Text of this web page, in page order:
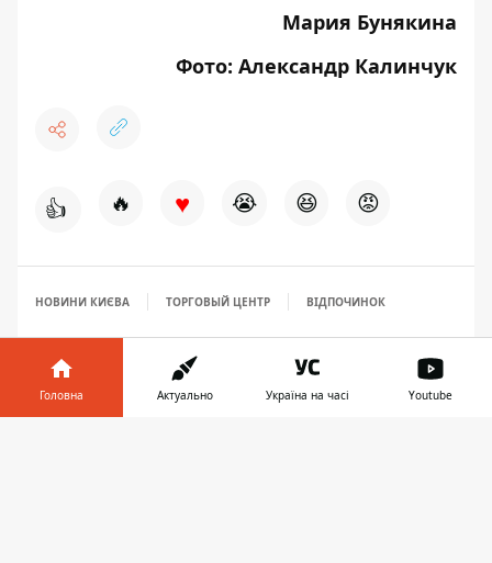
Мария Бунякина
Фото: Александр Калинчук
👍 🔥 ♥ 😭 😆 😡
НОВИНИ КИЄВА ТОРГОВЫЙ ЦЕНТР ВІДПОЧИНОК
Головна Актуально Україна на часі Youtube